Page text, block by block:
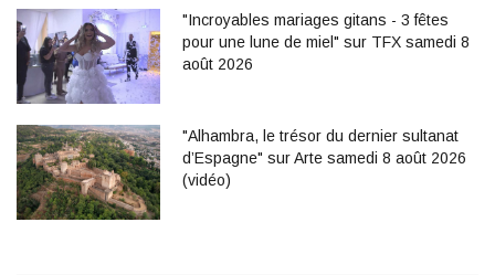
"Incroyables mariages gitans - 3 fêtes
pour une lune de miel" sur TFX samedi 8
août 2026
"Alhambra, le trésor du dernier sultanat
d’Espagne" sur Arte samedi 8 août 2026
(vidéo)